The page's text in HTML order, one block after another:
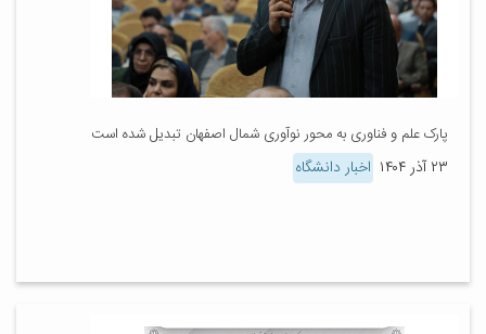
پارک علم و فناوری به محور نوآوری شمال اصفهان تبدیل شده است
۲۳ آذر ۱۴۰۴ اخبار دانشگاه